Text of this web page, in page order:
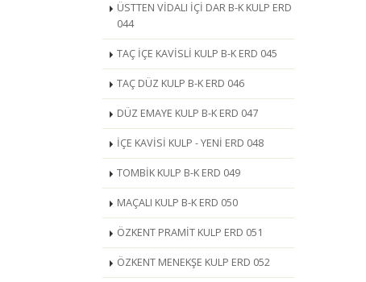
ÜSTTEN VİDALI İÇİ DAR B-K KULP ERD
044
TAÇ İÇE KAVİSLİ KULP B-K ERD 045
TAÇ DÜZ KULP B-K ERD 046
DÜZ EMAYE KULP B-K ERD 047
İÇE KAVİSİ KULP - YENİ ERD 048
TOMBİK KULP B-K ERD 049
MAÇALI KULP B-K ERD 050
ÖZKENT PRAMİT KULP ERD 051
ÖZKENT MENEKŞE KULP ERD 052